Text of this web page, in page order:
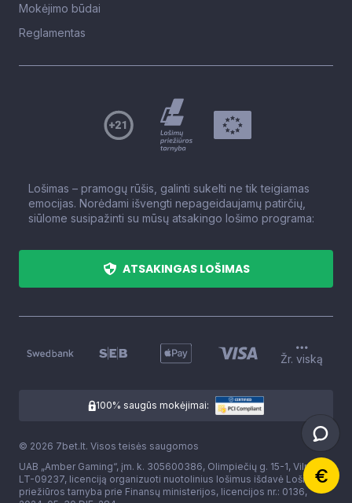
Mokėjimo būdai
Reglamentas
Lošimas – pramogų rūšis, galinti sukelti ne tik teigiamas
emocijas. Norėdami išvengti nepageidaujamų patirčių,
siūlome susipažinti su mūsų atsakingo lošimo programa:
ATSAKINGAS LOŠIMAS
Žr. viską
100% saugūs mokėjimai:
© 2026 7bet.lt. Visos teisės saugomos
UAB „Amber Gaming“, įm. k. 305600386, Olimpiečių g. 15-1, Vilnius,
LT-09237, licenciją organizuoti nuotolinius lošimus išdavė Lošimų
priežiūros tarnyba prie Finansų ministerijos, licencijos nr.: 0136,